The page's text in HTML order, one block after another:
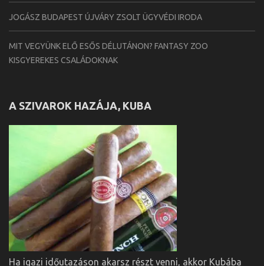
JOGÁSZ BUDAPEST ÚJVÁRY ZSOLT ÜGYVÉDI IRODA
MIT VEGYÜNK ELŐ ESŐS DÉLUTÁNON? FANTASY ZOO
KISGYEREKES CSALÁDOKNAK
A SZIVAROK HAZÁJA, KUBA
Ha igazi időutazáson akarsz részt venni, akkor Kubába